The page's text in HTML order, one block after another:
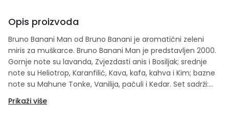
Opis proizvoda
Bruno Banani Man od Bruno Banani je aromatični zeleni
miris za muškarce. Bruno Banani Man je predstavljen 2000.
Gornje note su lavanda, Zvjezdasti anis i Bosiljak; srednje
note su Heliotrop, Karanfilić, Kava, kafa, kahva i Kim; bazne
note su Mahune Tonke, Vanilija, pačuli i Kedar. Set sadrži:
Prikaži više